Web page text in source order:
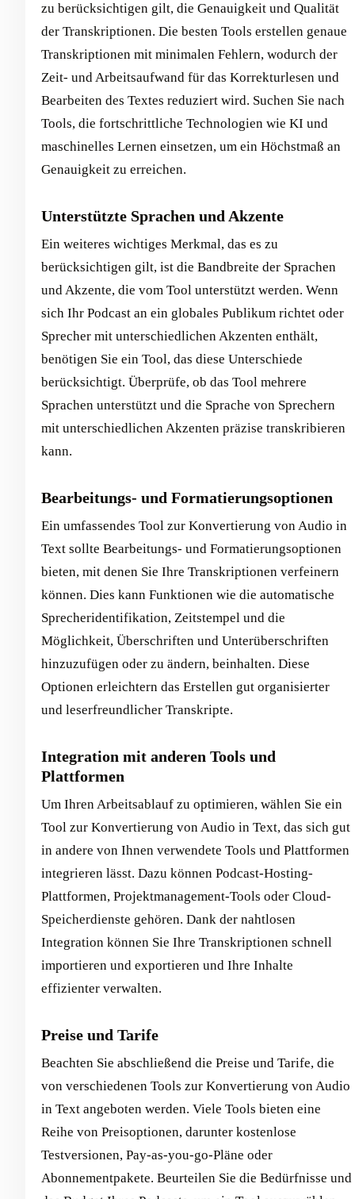
zu berücksichtigen gilt, die Genauigkeit und Qualität
der Transkriptionen. Die besten Tools erstellen genaue
Transkriptionen mit minimalen Fehlern, wodurch der
Zeit- und Arbeitsaufwand für das Korrekturlesen und
Bearbeiten des Textes reduziert wird. Suchen Sie nach
Tools, die fortschrittliche Technologien wie KI und
maschinelles Lernen einsetzen, um ein Höchstmaß an
Genauigkeit zu erreichen.
Unterstützte Sprachen und Akzente
Ein weiteres wichtiges Merkmal, das es zu
berücksichtigen gilt, ist die Bandbreite der Sprachen
und Akzente, die vom Tool unterstützt werden. Wenn
sich Ihr Podcast an ein globales Publikum richtet oder
Sprecher mit unterschiedlichen Akzenten enthält,
benötigen Sie ein Tool, das diese Unterschiede
berücksichtigt. Überprüfe, ob das Tool mehrere
Sprachen unterstützt und die Sprache von Sprechern
mit unterschiedlichen Akzenten präzise transkribieren
kann.
Bearbeitungs- und Formatierungsoptionen
Ein umfassendes Tool zur Konvertierung von Audio in
Text sollte Bearbeitungs- und Formatierungsoptionen
bieten, mit denen Sie Ihre Transkriptionen verfeinern
können. Dies kann Funktionen wie die automatische
Sprecheridentifikation, Zeitstempel und die
Möglichkeit, Überschriften und Unterüberschriften
hinzuzufügen oder zu ändern, beinhalten. Diese
Optionen erleichtern das Erstellen gut organisierter
und leserfreundlicher Transkripte.
Integration mit anderen Tools und
Plattformen
Um Ihren Arbeitsablauf zu optimieren, wählen Sie ein
Tool zur Konvertierung von Audio in Text, das sich gut
in andere von Ihnen verwendete Tools und Plattformen
integrieren lässt. Dazu können Podcast-Hosting-
Plattformen, Projektmanagement-Tools oder Cloud-
Speicherdienste gehören. Dank der nahtlosen
Integration können Sie Ihre Transkriptionen schnell
importieren und exportieren und Ihre Inhalte
effizienter verwalten.
Preise und Tarife
Beachten Sie abschließend die Preise und Tarife, die
von verschiedenen Tools zur Konvertierung von Audio
in Text angeboten werden. Viele Tools bieten eine
Reihe von Preisoptionen, darunter kostenlose
Testversionen, Pay-as-you-go-Pläne oder
Abonnementpakete. Beurteilen Sie die Bedürfnisse und